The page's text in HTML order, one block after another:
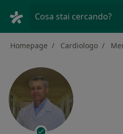
Cosa stai cercando?
Homepage Cardiologo